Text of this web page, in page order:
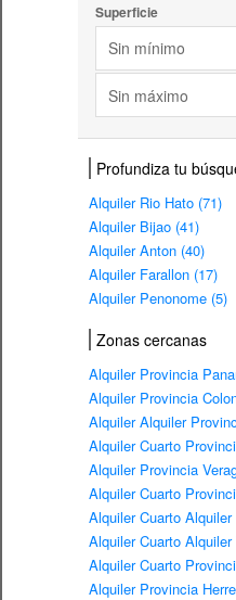
Superficie
Sin mínimo
Sin máximo
Profundiza tu
Alquiler Rio Hato (71)
Alquiler Bijao (41)
Alquiler Anton (40)
Alquiler Farallon (17)
Alquiler Penonome (5)
Zonas cercanas
Alquiler Provincia
Alquiler Provincia
Alquiler Alquiler
Alquiler Cuarto
Alquiler Provincia
Alquiler Cuarto
Alquiler Cuarto
Alquiler Cuarto
Alquiler Cuarto
Alquiler Provincia